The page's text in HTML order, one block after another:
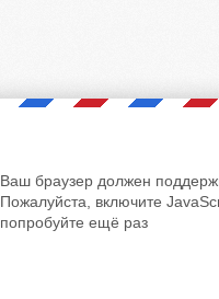
Ваш браузер должен
Пожалуйста, включите
попробуйте ещё раз